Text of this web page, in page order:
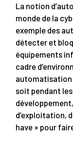
La notion
monde de la
exemple des
détecter et
équipements
cadre
automatisation
soit pendant
d’exploitation,
have » pour